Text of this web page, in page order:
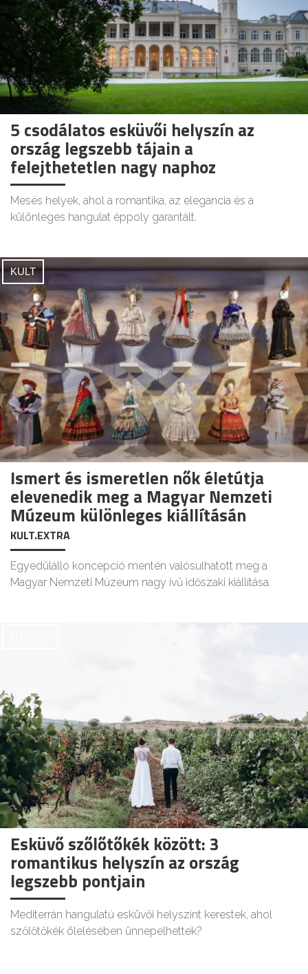
5 csodálatos esküvői helyszín az
ország legszebb tájain a
felejthetetlen nagy naphoz
Mesés helyek, ahol a romantika, az elegancia és a
különleges hangulat éppoly garantált.
KULT
Ismert és ismeretlen nők életútja
elevenedik meg a Magyar Nemzeti
Múzeum különleges kiállításán
KULT.EXTRA
Egyedülálló koncepció mentén valósulhatott meg a
Magyar Nemzeti Múzeum nagy ívű időszaki kiállítása.
Esküvő szőlőtőkék között: 3
romantikus helyszín az ország
legszebb pontjain
Mediterrán hangulatú esküvői helyszínt kerestek, ahol
szőlőtőkék ölelésében ünnepelhettek?